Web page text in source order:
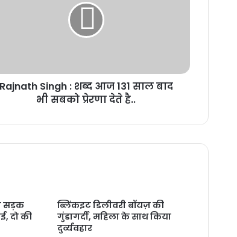
Rajnath Singh : शब्द आज 131 साल बाद
भी सबको प्रेरणा देते है..
सड़क
दो की
ब्लिंकइट डिलीवरी बॉयज़ की
गुंडागर्दी, महिला के साथ किया
दुर्व्यवहार